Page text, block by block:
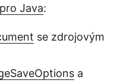
Java:
se zdrojovým
a